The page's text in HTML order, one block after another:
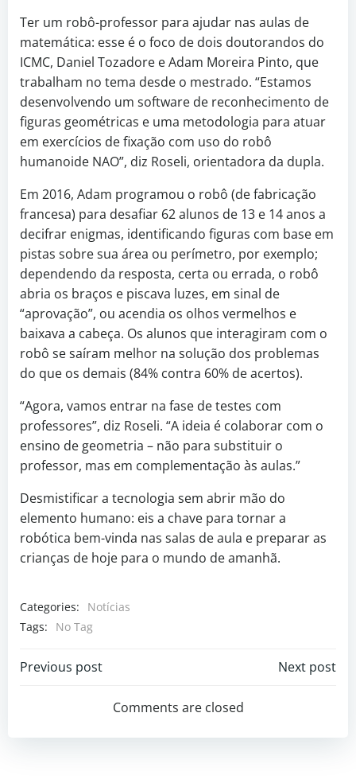
Ter um robô-professor para ajudar nas aulas de
matemática: esse é o foco de dois doutorandos do
ICMC, Daniel Tozadore e Adam Moreira Pinto, que
trabalham no tema desde o mestrado. “Estamos
desenvolvendo um software de reconhecimento de
figuras geométricas e uma metodologia para atuar
em exercícios de fixação com uso do robô
humanoide NAO”, diz Roseli, orientadora da dupla.
Em 2016, Adam programou o robô (de fabricação
francesa) para desafiar 62 alunos de 13 e 14 anos a
decifrar enigmas, identificando figuras com base em
pistas sobre sua área ou perímetro, por exemplo;
dependendo da resposta, certa ou errada, o robô
abria os braços e piscava luzes, em sinal de
“aprovação”, ou acendia os olhos vermelhos e
baixava a cabeça. Os alunos que interagiram com o
robô se saíram melhor na solução dos problemas
do que os demais (84% contra 60% de acertos).
“Agora, vamos entrar na fase de testes com
professores”, diz Roseli. “A ideia é colaborar com o
ensino de geometria – não para substituir o
professor, mas em complementação às aulas.”
Desmistificar a tecnologia sem abrir mão do
elemento humano: eis a chave para tornar a
robótica bem-vinda nas salas de aula e preparar as
crianças de hoje para o mundo de amanhã.
Categories:
Notícias
Tags:
No Tag
Previous post Next post
Comments are closed